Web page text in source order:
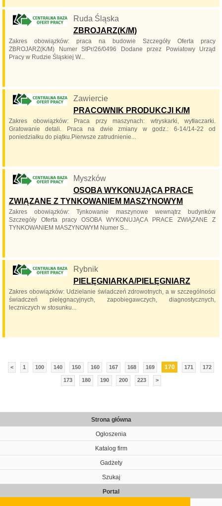
Ruda Śląska
ZBROJARZ(K/M)
Zakres obowiązków: praca na budowie Szczegóły Oferta pracy
ZBROJARZ(K/M) Numer StPr/26/0496 Dodane przez Powiatowy Urząd
Pracy w Rudzie Śląskiej W...
Zawiercie
PRACOWNIK PRODUKCJI K/M
Zakres obowiązków: Praca przy maszynach: wtryskarki, wytłaczarki.
Gratowanie detali. Praca na dwie zmiany w godz.: 6-14/14-22 od
poniedziałku do piątku.Pierwsze zatrudnienie...
Myszków
OSOBA WYKONUJĄCA PRACE
ZWIĄZANE Z TYNKOWANIEM MASZYNOWYM
Zakres obowiązków: Tynkowanie maszynowe wewnątrz budynków
Szczegóły Oferta pracy OSOBA WYKONUJĄCA PRACE ZWIĄZANE Z
TYNKOWANIEM MASZYNOWYM Numer S...
Rybnik
PIELĘGNIARKA/PIELĘGNIARZ
Zakres obowiązków: Udzielanie świadczeń zdrowotnych, a w szczególności
świadczeń pielęgnacyjnych, zapobiegawczych, diagnostycznych,
leczniczych w stosunku...
< 1 100 140 150 160 167 168 169 170 171 172
173 180 190 200 223 >
Strona główna
Ogłoszenia
Katalog firm
Gadżety
Szukaj
Portal